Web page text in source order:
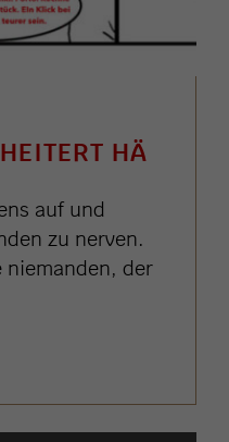
HÄ
auf und
zu nerven.
niemanden, der